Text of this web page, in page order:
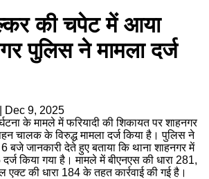
की चपेट में आया
पुलिस ने मामला दर्ज
Dec 9, 2025
के मामले में फरियादी की शिकायत पर शाहनगर
चालक के विरुद्ध मामला दर्ज किया है। पुलिस ने
बजे जानकारी देते हुए बताया कि थाना शाहनगर में
किया गया है। मामले में बीएनएस की धारा 281,
एक्ट की धारा 184 के तहत कार्रवाई की गई है।